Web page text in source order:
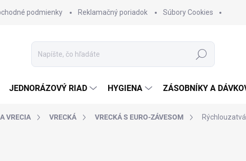
podmienky Reklamačný poriadok Súbory Cookies
Hľadať
JEDNORÁZOVÝ RIAD HYGIENA ZÁSOBNÍKY A
VRECIA VRECKÁ VRECKÁ S EURO-ZÁVESOM